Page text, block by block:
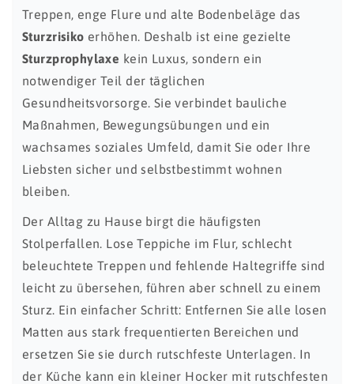
Treppen, enge Flure und alte Bodenbeläge das
Sturzrisiko erhöhen. Deshalb ist eine gezielte
Sturzprophylaxe kein Luxus, sondern ein
notwendiger Teil der täglichen
Gesundheitsvorsorge. Sie verbindet bauliche
Maßnahmen, Bewegungsübungen und ein
wachsames soziales Umfeld, damit Sie oder Ihre
Liebsten sicher und selbstbestimmt wohnen
bleiben.
Der Alltag zu Hause birgt die häufigsten
Stolperfallen. Lose Teppiche im Flur, schlecht
beleuchtete Treppen und fehlende Haltegriffe sind
leicht zu übersehen, führen aber schnell zu einem
Sturz. Ein einfacher Schritt: Entfernen Sie alle losen
Matten aus stark frequentierten Bereichen und
ersetzen Sie sie durch rutschfeste Unterlagen. In
der Küche kann ein kleiner Hocker mit rutschfesten